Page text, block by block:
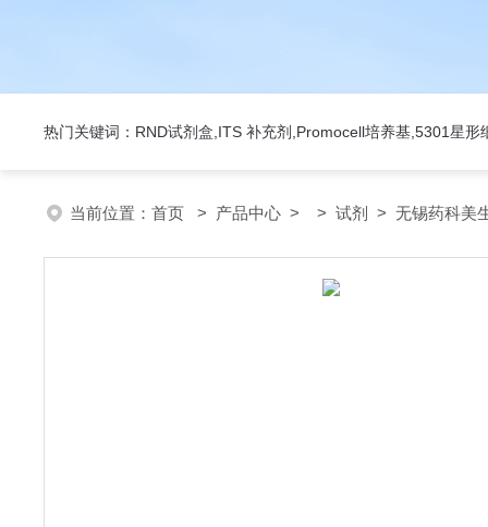
热门关键词：RND试剂盒,ITS 补充剂,Promocell培养基,5301星形
当前位置： 首页 > 产品中心 > > 试剂 > 无锡药科美